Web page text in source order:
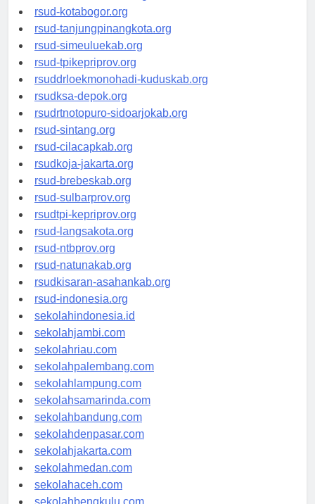
rsud-kotamakassar.org
rsud-kotabogor.org
rsud-tanjungpinangkota.org
rsud-simeuluekab.org
rsud-tpikepriprov.org
rsuddrloekmonohadi-kuduskab.org
rsudksa-depok.org
rsudrtnotopuro-sidoarjokab.org
rsud-sintang.org
rsud-cilacapkab.org
rsudkoja-jakarta.org
rsud-brebeskab.org
rsud-sulbarprov.org
rsudtpi-kepriprov.org
rsud-langsakota.org
rsud-ntbprov.org
rsud-natunakab.org
rsudkisaran-asahankab.org
rsud-indonesia.org
sekolahindonesia.id
sekolahjambi.com
sekolahriau.com
sekolahpalembang.com
sekolahlampung.com
sekolahsamarinda.com
sekolahbandung.com
sekolahdenpasar.com
sekolahjakarta.com
sekolahmedan.com
sekolahaceh.com